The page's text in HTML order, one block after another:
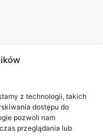
z technologii, takich
dostępu do
pozwoli nam
przeglądania lub